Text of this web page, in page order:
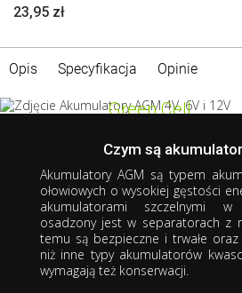
23,95 zł
Opis Specyfikacja Opinie
Green Cell
AkumulatorAGM
Serce Twoich urządzeń
wydajniejsze niż
5+ lat żywotności
Gwarancja bezpieczeństwa
Praca w różnych pozycjach
Wysoka wydajność prądowa
Bezobsługowy
Czym są
Akumulatory AGM są typem
ołowiowych o wysokiej gęstości
akumulatorami szczelnymi w
osadzony jest w separatorach z
temu są bezpieczne itrwałe oraz
niż inne typy akumulatorów
wymagają też konserwacji.